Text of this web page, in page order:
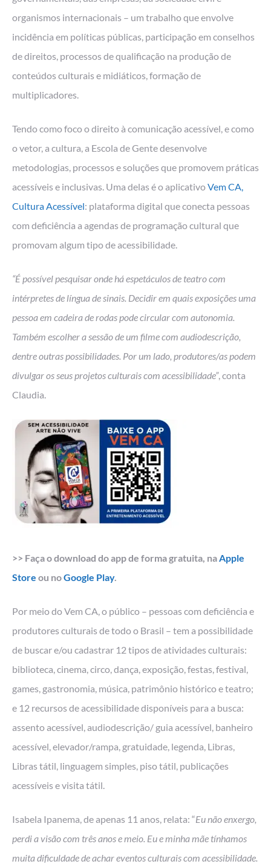
organismos internacionais – um trabalho que envolve
incidência em políticas públicas, participação em conselhos
de direitos, processos de qualificação na produção de
conteúdos culturais e midiáticos, formação de
multiplicadores.
Tendo como foco o direito à comunicação acessível, e como
o vetor, a cultura, a Escola de Gente desenvolve
metodologias, processos e soluções que promovem práticas
acessíveis e inclusivas. Uma delas é o aplicativoVem CA,
Cultura Acessível: plataforma digital que conecta pessoas
com deficiência a agendas de programação cultural que
promovam algum tipo de acessibilidade.
“É possível pesquisar onde há espetáculos de teatro com
intérpretes de língua de sinais. Decidir em quais exposições uma
pessoa em cadeira de rodas pode circular com autonomia.
Também escolher a sessão de um filme com audiodescrição,
dentre outras possibilidades. Por um lado, produtores/as podem
divulgar os seus projetos culturais com acessibilidade”, conta
Claudia.
>> Faça o download do app de forma gratuita, naApple
Store ou noGoogle Play.
Por meio do Vem CA, o público – pessoas com deficiência e
produtores culturais de todo o Brasil – tem a possibilidade
de buscar e/ou cadastrar 12 tipos de atividades culturais:
biblioteca, cinema, circo, dança, exposição, festas, festival,
games, gastronomia, música, patrimônio histórico e teatro;
e 12 recursos de acessibilidade disponíveis para a busca:
assento acessível, audiodescrição/ guia acessível, banheiro
acessível, elevador/rampa, gratuidade, legenda, Libras,
Libras tátil, linguagem simples, piso tátil, publicações
acessíveis e visita tátil.
Isabela Ipanema, de apenas 11 anos, relata: “Eu não enxergo,
perdi a visão com três anos e meio. Eu e minha mãe tínhamos
muita dificuldade de achar eventos culturais com acessibilidade.